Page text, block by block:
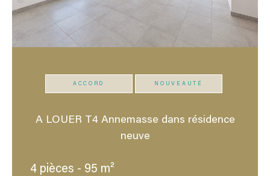
ACCORD NOUVEAUTÉ
A LOUER T4 Annemasse dans résidence
neuve
4 pièces - 95 m²